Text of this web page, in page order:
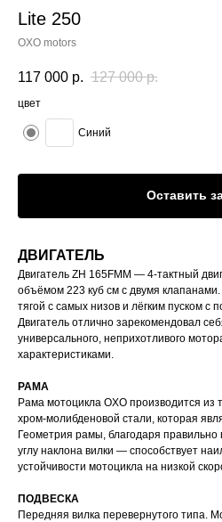
Lite 250
OXO motors
117 000 р. 127 000 р.
цвет
Синий
Оставить
ДВИГАТЕЛЬ
Двигатель ZH 165FMM — 4-тактный
объёмом 223 куб см с двумя
тягой с самых низов и лёгким пуском с
Двигатель отлично зарекомендовал
универсального, неприхотливого
характеристиками.
РАМА
Рама мотоцикла OXO производится из
хром-молибденовой стали, которая
Геометрия рамы, благодаря
углу наклона вилки — способствует
устойчивости мотоцикла на низкой
ПОДВЕСКА
Передняя вилка перевернутого типа.